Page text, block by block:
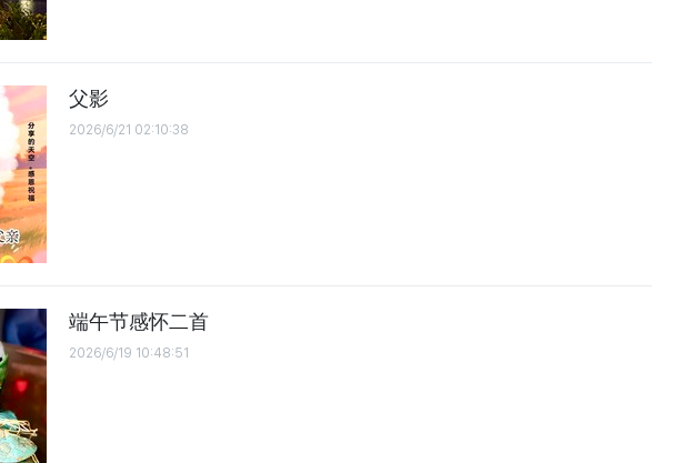
父影
2026/6/21 02:10:38
端午节感怀二首
2026/6/19 10:48:51